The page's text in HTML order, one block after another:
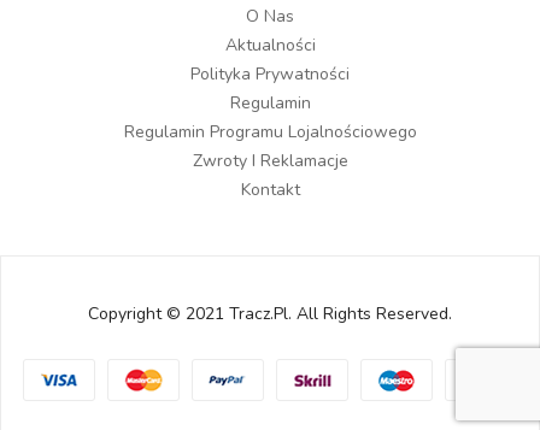
O Nas
Aktualności
Polityka Prywatności
Regulamin
Regulamin Programu Lojalnościowego
Zwroty I Reklamacje
Kontakt
Copyright © 2021 Tracz.pl. All Rights Reserved.